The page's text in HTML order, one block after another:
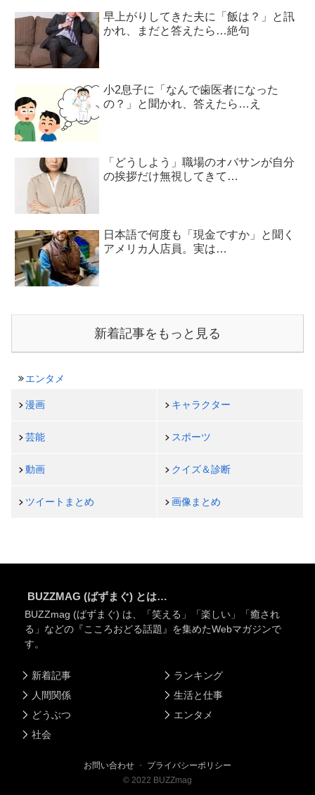
早上がりしてきた夫に「飯は？」と訊
かれ、まだと答えたら…絶句
小2息子に「なんで歯医者になった
の？」と聞かれ、答えたら…え
「どうしよう」職場のオバサンが自分
の挨拶だけ無視してきて…
日本語で何度も「現金ですか」と聞く
アメリカ人店員。実は…
新着記事をもっと見る
エンタメ
漫画 キャラクター
芸能 スポーツ
動画 クイズ＆診断
ツイートまとめ 画像まとめ
BUZZMAG (ばずまぐ) とは…
BUZZmag (ばずまぐ) は、「笑える」「楽しい」「癒され
る」などの『こころおどる話題』を集めたWebマガジンで
す。
新着記事
人間関係
どうぶつ
社会
ランキング
生活と仕事
エンタメ
お問い合わせ ・ プライバシーポリシー
© 2022 BUZZmag